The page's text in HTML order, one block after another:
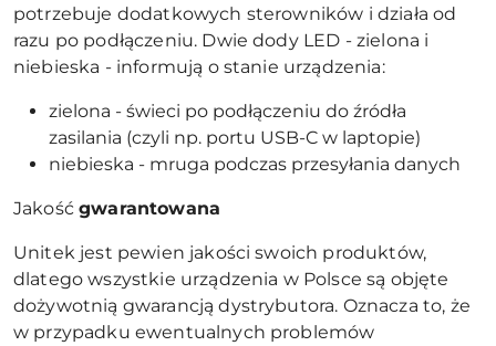
potrzebuje dodatkowych sterowników i działa od
razu po podłączeniu. Dwie dody LED - zielona i
niebieska - informują o stanie urządzenia:
zielona - świeci po podłączeniu do źródła
zasilania (czyli np. portu USB-C w laptopie)
niebieska - mruga podczas przesyłania danych
Jakośćgwarantowana
Unitek jest pewien jakości swoich produktów,
dlatego wszystkie urządzenia w Polsce są objęte
dożywotnią gwarancją dystrybutora. Oznacza to, że
w przypadku ewentualnych problemów